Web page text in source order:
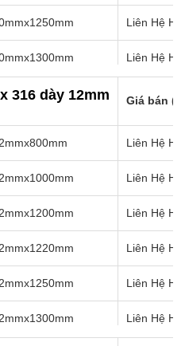
x1570mm Liên Hệ
Liên Hệ
Liên Hệ
Liên Hệ
Liên Hệ
Liên Hệ
Liên Hệ
Liên Hệ
316 dày 12mm Giá bán
Liên Hệ
Liên Hệ
Liên Hệ
Liên Hệ
Liên Hệ
Liên Hệ